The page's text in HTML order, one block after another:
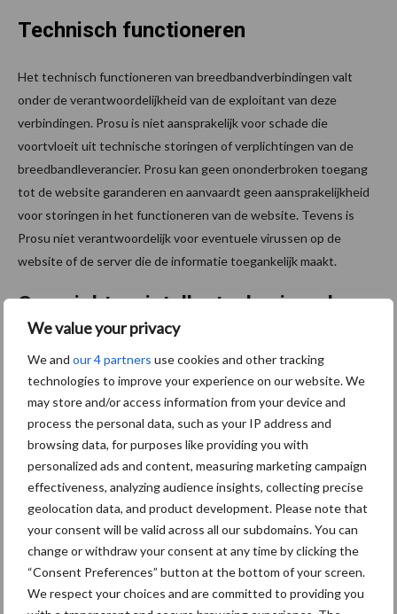
We value your privacy
We and our 4 partners use cookies and other tracking
technologies to improve your experience on our website. We
may store and/or access information from your device and
process the personal data, such as your IP address and
browsing data, for purposes like providing you with
personalized ads and content, measuring marketing campaign
effectiveness, analyzing audience insights, collecting precise
geolocation data, and product development. Please note that
your consent will be valid across all our subdomains. You can
change or withdraw your consent at any time by clicking the
“Consent Preferences” button at the bottom of your screen.
We respect your choices and are committed to providing you
Technisch functioneren
Het technisch functioneren van breedbandverbindingen valt
onder de verantwoordelijkheid van de exploitant van deze
verbindingen. Prosu is niet aansprakelijk voor schade die
voortvloeit uit technische storingen of verplichtingen van de
breedbandleverancier. Prosu kan geen ononderbroken toegang
tot de website garanderen en aanvaardt geen aansprakelijkheid
voor storingen in het functioneren van de website. Tevens is
Prosu niet verantwoordelijk voor eventuele virussen op de
website of de server die de informatie toegankelijk maakt.
Copyright en intellectuele eigendom
intellectuele eigendomsrechten. Ongeautoriseerd gebruik van
(delen van) de inhoud maakt inbreuk op deze rechten. Voor
toestemming om (delen van) de inhoud te gebruiken op
publiekelijk toegankelijke plaatsen, dient schriftelijk toestemming
te worden gevraagd via het aangegeven e-mailadres.
Overige bepalingen
Voor zaken die niet expliciet in deze disclaimer worden genoemd,
verwijzen wij naar ons privacybeleid. Bij klachten, opmerkingen of
meldingen van inhoud die inbreuk maakt op wettelijke bepalingen